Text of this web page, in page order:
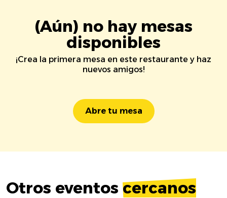
(Aún) no hay mesas
disponibles
¡Crea la primera mesa en este restaurante y haz
nuevos amigos!
Abre tu mesa
Otros eventos cercanos